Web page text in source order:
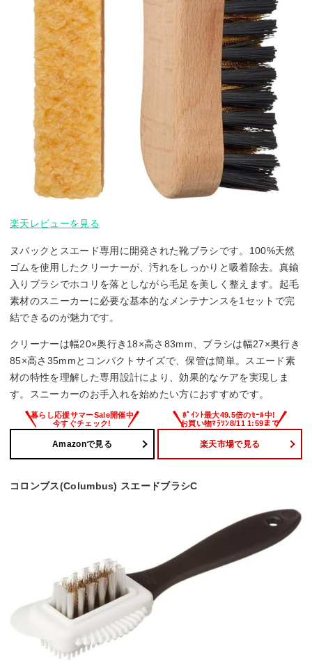
楽天レビューを見る
ヌバックとスエード専用に開発された靴ブラシです。100%天然
ゴムを使用したクリーナーが、汚れをしっかりと吸着除去。真鍮
入りブラシでホコリを落としながら毛足を美しく整えます。起毛
素材のスニーカーに必要な基本的なメンテナンスを1セットで完
結できるのが魅力です。
クリーナーは幅20×奥行き18×高さ83mm、ブラシは幅27×奥行き
85×高さ35mmとコンパクトサイズで、保管は簡単。スエード素
材の特性を理解した専用設計により、効果的なケアを実現しま
す。スニーカーのお手入れを始めたい方におすすめです。
Amazonで見る 楽天市場で見る
コロンブス(Columbus) スエードブラシC